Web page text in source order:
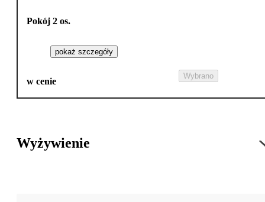
Pokój 2 os.
pokaż szczegóły
w cenie
Wybrano
Wyżywienie